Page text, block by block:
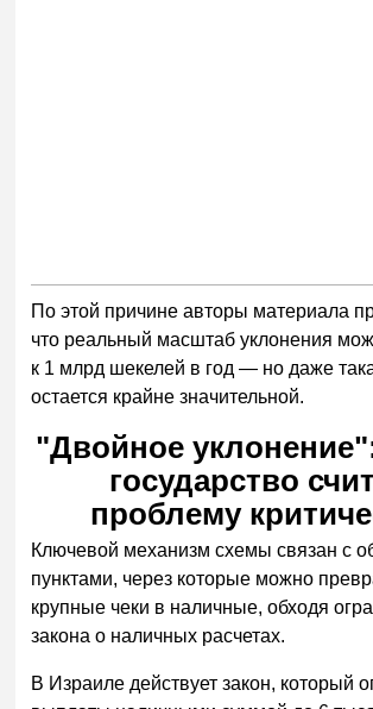
По этой причине авторы материала
что реальный масштаб уклонения
к 1 млрд шекелей в год — но даже
остается крайне значительной.
"Двойное
государство
проблему
Ключевой механизм схемы связан с
пунктами, через которые можно
крупные чеки в наличные, обходя
закона о наличных расчетах.
В Израиле действует закон, который